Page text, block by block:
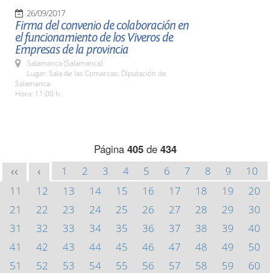
26/09/2017
Firma del convenio de colaboración en
el funcionamiento de los Viveros de
Empresas de la provincia
Salamanca (Salamanca)
Lugar: Sala de las Comarcas. Diputación de
Salamanca
Hora: 11:00 h.
Página 405de 434
<< < 1 2 3 4 5 6 7 8 9
10
11
12 13 14 15 16 17 18 19
20
21
22 23 24 25 26 27 28 29
30
31
32 33 34 35 36 37 38 39
40
41
42 43 44 45 46 47 48 49
50
51
52 53 54 55 56 57 58 59
60